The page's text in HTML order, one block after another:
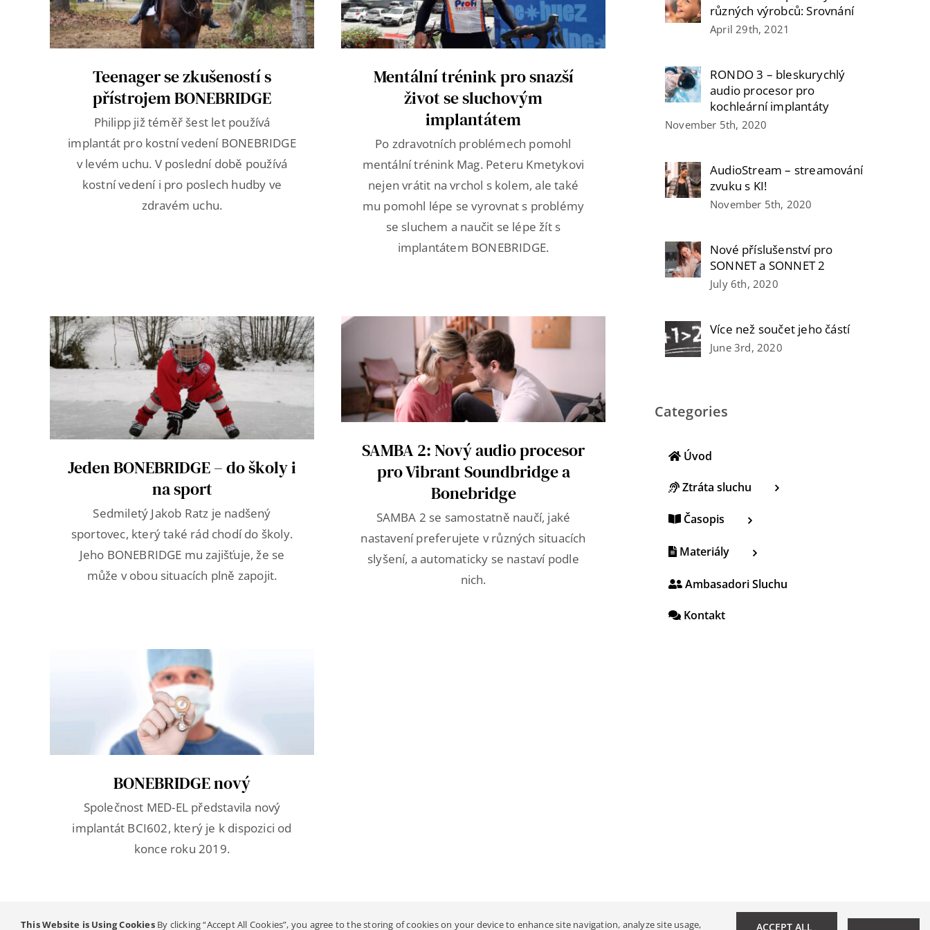
Teenager se zkušeností s
přístrojem BONEBRIDGE
Philipp již téměř šest let používá
implantát pro kostní vedení BONEBRIDGE
v levém uchu. V poslední době používá
kostní vedení i pro poslech hudby ve
zdravém uchu.
Mentální trénink pro snazší
život se sluchovým
implantátem
Po zdravotních problémech pomohl
mentální trénink Mag. Peteru Kmetykovi
nejen vrátit na vrchol s kolem, ale také
mu pomohl lépe se vyrovnat s problémy
se sluchem a naučit se lépe žít s
implantátem BONEBRIDGE.
Jeden BONEBRIDGE – do školy i
na sport
Sedmiletý Jakob Ratz je nadšený
sportovec, který také rád chodí do školy.
Jeho BONEBRIDGE mu zajišťuje, že se
může v obou situacích plně zapojit.
SAMBA 2: Nový audio procesor
pro Vibrant Soundbridge a
Bonebridge
SAMBA 2 se samostatně naučí, jaké
nastavení preferujete v různých situacích
slyšení, a automaticky se nastaví podle
nich.
BONEBRIDGE nový
Společnost MED-EL představila nový
implantát BCI602, který je k dispozici od
konce roku 2019.
různých výrobců: Srovnání
April 29th, 2021
RONDO 3 – bleskurychlý
audio procesor pro
kochleární implantáty
November 5th, 2020
AudioStream – streamování
zvuku s KI!
November 5th, 2020
Nové příslušenství pro
SONNET a SONNET 2
July 6th, 2020
Více než součet jeho částí
June 3rd, 2020
Categories
Úvod
Ztráta sluchu
Časopis
Materiály
Ambasadori Sluchu
Kontakt
This Website is Using CookiesBy clicking “Accept All Cookies”, you agree to the storing of cookies on your device to enhance site navigation, analyze site usage, ACCEPT ALL